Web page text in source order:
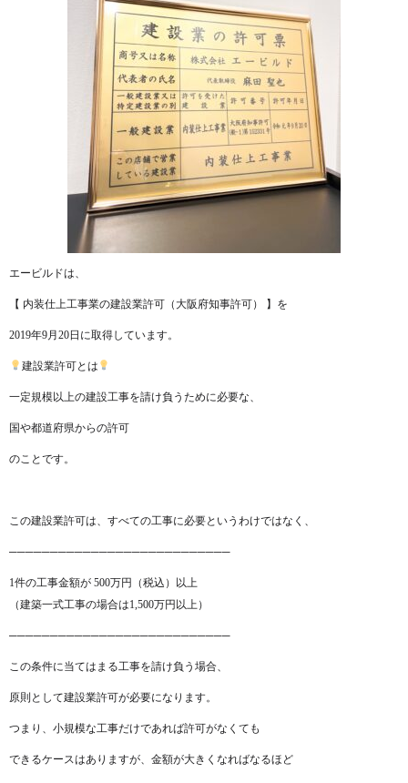
エービルドは、
【 内装仕上工事業の建設業許可（大阪府知事許可） 】を
2019年9月20日に取得しています。
建設業許可とは
一定規模以上の建設工事を請け負うために必要な、
国や都道府県からの許可
のことです。
この建設業許可は、すべての工事に必要というわけではなく、
───────────────────────────
1件の工事金額が 500万円（税込）以上
（建築一式工事の場合は1,500万円以上）
───────────────────────────
この条件に当てはまる工事を請け負う場合、
原則として建設業許可が必要になります。
つまり、小規模な工事だけであれば許可がなくても
できるケースはありますが、金額が大きくなればなるほど